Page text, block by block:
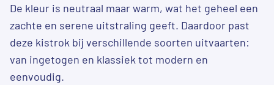
De kleur is neutraal maar warm, wat het geheel een
zachte en serene uitstraling geeft. Daardoor past
deze kistrok bij verschillende soorten uitvaarten:
van ingetogen en klassiek tot modern en
eenvoudig.